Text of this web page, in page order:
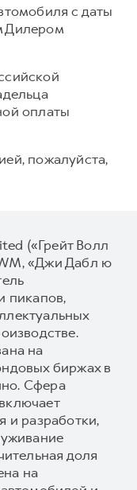
с даты
Дилером
оплаты
пожалуйста,
(«Грейт Волл
«Джи Дабл ю
пикапов,
на
биржах в
Сфера
и разработки,
доля
на